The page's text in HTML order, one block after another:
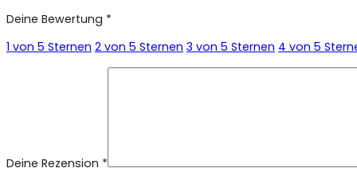
Deine Bewertung *
1 von 5 Sternen 2 von 5 Sternen 3 von 5 Sternen 4 von 5
Deine Rezension *